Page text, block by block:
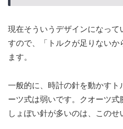
現在そういうデザインになっ
すので、「トルクが足りない
ます。
一般的に、時計の針を動かすト
ーツ式は弱いです。クオーツ
しょぼい針が多いのは、このせ